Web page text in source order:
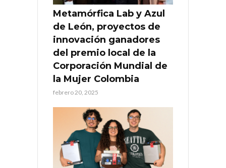
Metamórfica Lab y Azul
de León, proyectos de
innovación ganadores
del premio local de la
Corporación Mundial de
la Mujer Colombia
febrero 20, 2025